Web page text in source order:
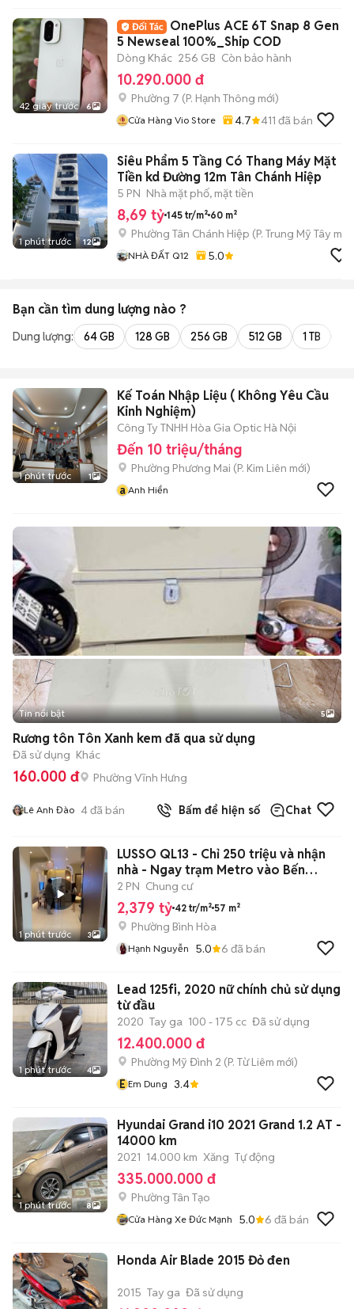
42 giây trước 6
OnePlus ACE 6T Snap 8 Gen
5 Newseal 100%_Ship COD
Dòng Khác 256 GB Còn bảo hành
10.290.000 đ
Phường 7 (P. Hạnh Thông mới)
Cửa Hàng Vio Store 4.7 411 đã bán
1 phút trước 12
Siêu Phẩm 5 Tầng Có Thang Máy Mặt
Tiền kd Đường 12m Tân Chánh Hiệp
5 PN Nhà mặt phố, mặt tiền
8,69 tỷ 145 tr/m² 60 m²
Phường Tân Chánh Hiệp (P. Trung Mỹ Tây mới)
NHÀ ĐẤT Q12 5.0
Bạn cần tìm dung lượng nào ?
Dung lượng: 64 GB 128 GB 256 GB 512 GB 1 TB
1 phút trước 1
Kế Toán Nhập Liệu ( Không Yêu Cầu
Kinh Nghiệm)
Công Ty TNHH Hòa Gia Optic Hà Nội
Đến 10 triệu/tháng
Phường Phương Mai (P. Kim Liên mới)
a Anh Hiển
Tin nổi bật 5
Rương tôn Tôn Xanh kem đã qua sử dụng
Đã sử dụng Khác
160.000 đ Phường Vĩnh Hưng
Lê Anh Đào 4đã bán Bấm để hiện số Chat
1 phút trước 3
LUSSO QL13 - Chỉ 250 triệu và nhận
nhà - Ngay trạm Metro vào Bến
Thanh
2 PN Chung cư
2,379 tỷ 42 tr/m² 57 m²
Phường Bình Hòa
Hạnh Nguyễn 5.0 6 đã bán
1 phút trước 4
Lead 125fi, 2020 nữ chính chủ sử dụng
từ đầu
2020 Tay ga 100 - 175 cc Đã sử dụng
12.400.000 đ
Phường Mỹ Đình 2 (P. Từ Liêm mới)
E Em Dung 3.4
1 phút trước 8
Hyundai Grand i10 2021 Grand 1.2 AT -
14000 km
2021 14.000 km Xăng Tự động
335.000.000 đ
Phường Tân Tạo
Cửa Hàng Xe Đức Mạnh 5.0 6 đã bán
Honda Air Blade 2015 Đỏ đen
2015 Tay ga Đã sử dụng